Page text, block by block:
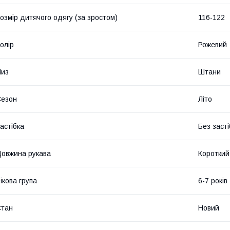
дитячого одягу (за зростом) 116-122
Рожевий
Штани
Літо
Без
рукава Короткий
група 6-7 років
Новий